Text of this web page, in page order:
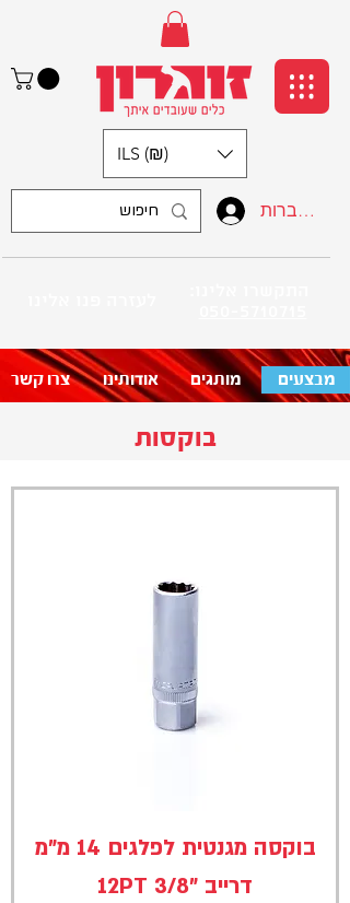
צרו קשר אודותינו מותגים מבצעים
התחברות
ILS (₪)
בוקסות
בוקסה מגנטית לפלגים 14 מ"מ
דרייב "3/8 12PT